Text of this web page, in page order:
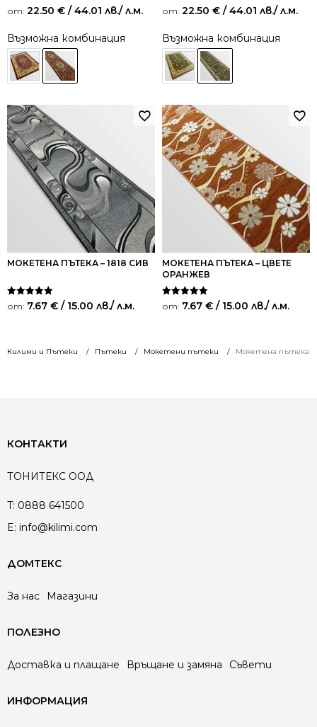
Килими и Пътеки Пътеки Мокетени пътеки Мокетена пътека –
Оценено на
5.00
от: 22.50 € / 44.01 лв./ л.м.
Възможна комбинация
Оценено на
5.00
от: 22.50 € / 44.01 лв./ л.м.
Възможна комбинация
МОКЕТЕНА ПЪТЕКА – 1818 СИВ
Оценено на
5.00
от: 7.67 € / 15.00 лв./ л.м.
МОКЕТЕНА ПЪТЕКА – ЦВЕТЕ
ОРАНЖЕВ
Оценено на
5.00
от: 7.67 € / 15.00 лв./ л.м.
КОНТАКТИ
ТОНИТЕКС ООД
T: 0888 641500
E: info@kilimi.com
ДОМТЕКС
За нас Магазини
ПОЛЕЗНО
Доставка и плащане Връщане и замяна Съвети
ИНФОРМАЦИЯ